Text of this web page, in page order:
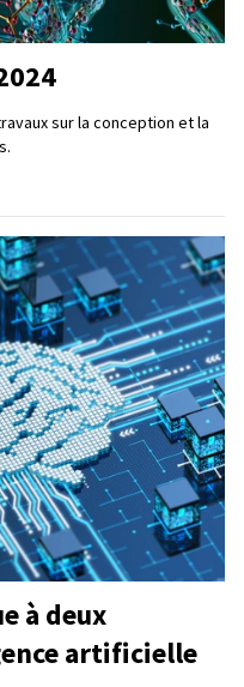
sur la conception et la
à deux
artificielle